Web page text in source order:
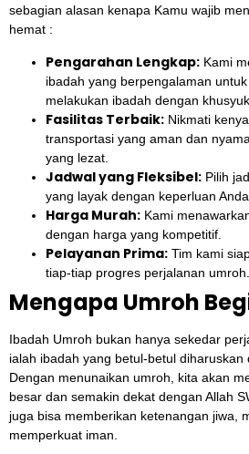
sebagian alasan kenapa Kamu wajib
hemat :
Pengarahan Lengkap: Kami
ibadah yang berpengalaman
melakukan ibadah dengan
Fasilitas Terbaik: Nikmati
transportasi yang aman dan
yang lezat.
Jadwal yang Fleksibel: Pilih
yang layak dengan keperluan Anda.
Harga Murah: Kami
dengan harga yang kompetitif.
Pelayanan Prima: Tim kami
tiap-tiap progres perjalanan umroh.
Mengapa Umroh
Ibadah Umroh bukan hanya sekedar
ialah ibadah yang betul-betul diharuskan
Dengan menunaikan umroh, kita akan
besar dan semakin dekat dengan Allah
juga bisa memberikan ketenangan jiwa,
memperkuat iman.